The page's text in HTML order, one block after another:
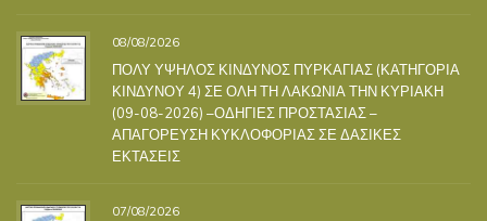
08/08/2026
ΠΟΛΥ ΥΨΗΛΟΣ ΚΙΝΔΥΝΟΣ ΠΥΡΚΑΓΙΑΣ (ΚΑΤΗΓΟΡΙΑ
ΚΙΝΔΥΝΟΥ 4) ΣΕ ΟΛΗ ΤΗ ΛΑΚΩΝΙΑ ΤΗΝ ΚΥΡΙΑΚΗ
(09-08-2026) –ΟΔΗΓΙΕΣ ΠΡΟΣΤΑΣΙΑΣ –
ΑΠΑΓΟΡΕΥΣΗ ΚΥΚΛΟΦΟΡΙΑΣ ΣΕ ΔΑΣΙΚΕΣ
ΕΚΤΑΣΕΙΣ
07/08/2026